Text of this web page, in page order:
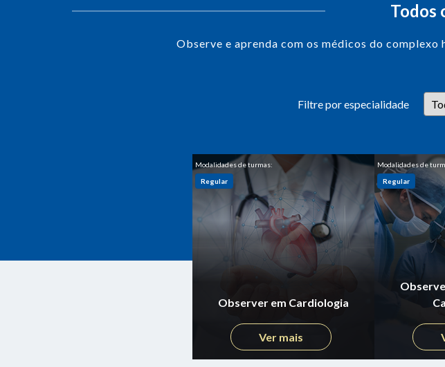
Todos
Observe e aprenda com os médicos do
Filtre por especialidade
Modalidades de turmas:
Regular
Observer em Cardiologia
Ver mais
Modalidades de
Regular